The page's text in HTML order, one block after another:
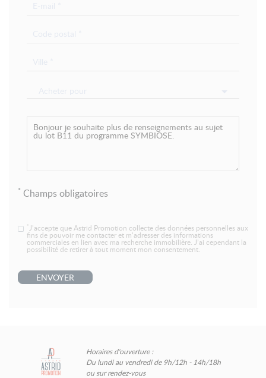
* Champs obligatoires
*J’accepte que Astrid Promotion collecte des données personnelles aux
fins de pouvoir me contacter et m’adresser des informations
commerciales en lien avec ma recherche immobilière. J’ai cependant la
possibilité de retirer à tout moment mon consentement.
ENVOYER
Horaires d'ouverture :
Du lundi au vendredi de 9h/12h - 14h/18h
ou sur rendez-vous